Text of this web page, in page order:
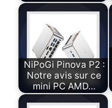
NiPoGi Pinova P2 :
Notre avis sur ce
mini PC AMD…